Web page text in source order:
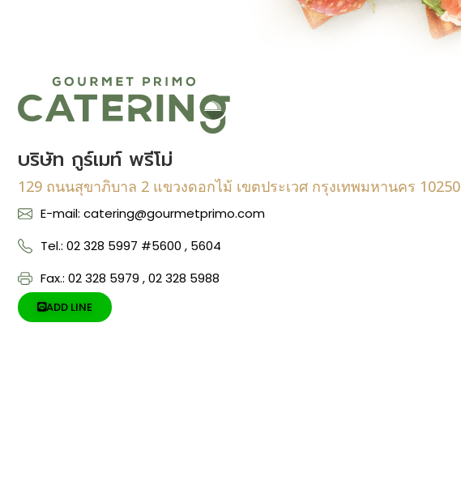
บริษัท กูร์เมท์ พรีโม่
129 ถนนสุขาภิบาล 2 แขวงดอกไม้ เขตประเวศ กรุงเทพมหานคร 10250
E-mail: catering@gourmetprimo.com
Tel.: 02 328 5997 #5600 , 5604
Fax.: 02 328 5979 , 02 328 5988
ADD LINE